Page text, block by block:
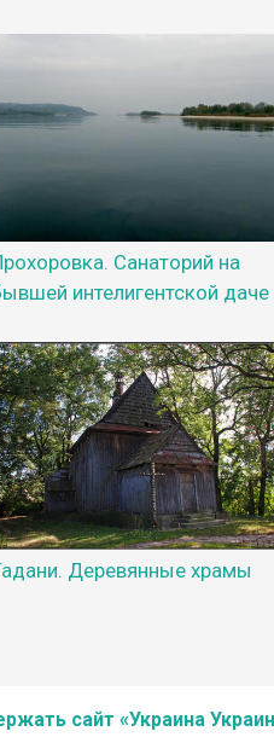
Санаторий на
интелигентской даче
Деревянные храмы
сайт «Украина